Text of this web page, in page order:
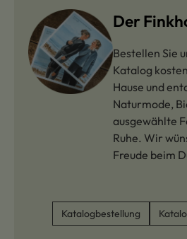
Der
Bestellen Sie
Katalog
Hause und
Naturmode,
ausgewählte
Ruhe. Wir
Freude beim
Katalogbestellung